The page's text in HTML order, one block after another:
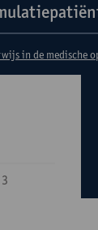
in de medische